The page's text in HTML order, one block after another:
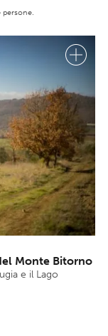
persone.
Monte Bitorno
e il Lago